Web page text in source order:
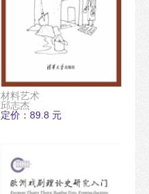
材料艺术
邱志杰
定价：89.8 元